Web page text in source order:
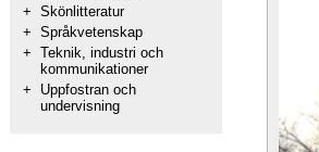
+ Skönlitteratur
+ Språkvetenskap
+ Teknik, industri och
kommunikationer
+
Uppfostran och
undervisning